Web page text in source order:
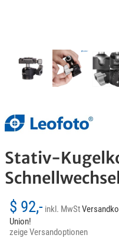
Stativ-
$ 92,- inkl. MwSt
Union!
zeige Versandoptionen